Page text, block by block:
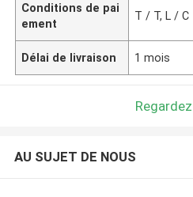
Conditions de pai
ement
T / T, L / C
Délai de livraison 1 mois
AU SUJET DE NOUS